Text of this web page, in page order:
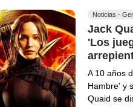
Noticias -
Jack
'Los
A 10 años
Hambre' y
Quaid se